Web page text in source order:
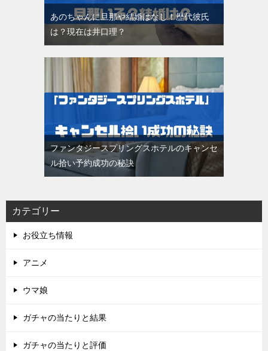
あのちゃんに旦那や結婚はなし！歴代彼氏
は？現在は井口理？
ファンタジースプリングスホテルのキャンセ
ル拾い予約成功の秘訣
カテゴリー
お役立ち情報
アニメ
ウマ娘
ガチャの当たりと結果
ガチャの当たりと評価